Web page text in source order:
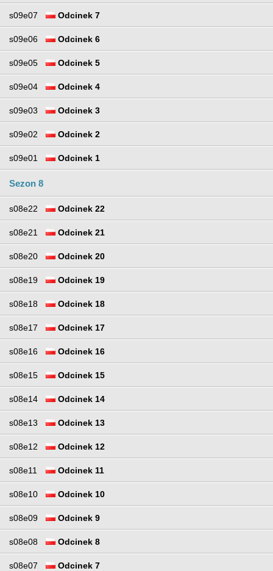
s09e07 Odcinek 7
s09e06 Odcinek 6
s09e05 Odcinek 5
s09e04 Odcinek 4
s09e03 Odcinek 3
s09e02 Odcinek 2
s09e01 Odcinek 1
Sezon 8
s08e22 Odcinek 22
s08e21 Odcinek 21
s08e20 Odcinek 20
s08e19 Odcinek 19
s08e18 Odcinek 18
s08e17 Odcinek 17
s08e16 Odcinek 16
s08e15 Odcinek 15
s08e14 Odcinek 14
s08e13 Odcinek 13
s08e12 Odcinek 12
s08e11 Odcinek 11
s08e10 Odcinek 10
s08e09 Odcinek 9
s08e08 Odcinek 8
s08e07 Odcinek 7